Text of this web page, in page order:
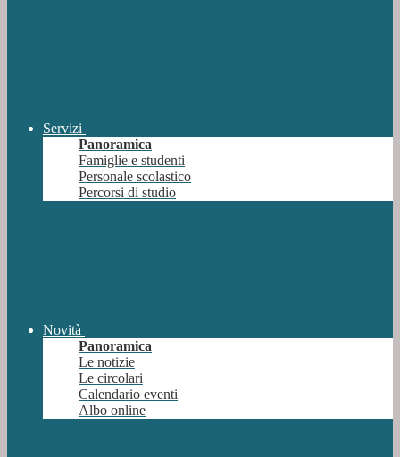
Servizi
Panoramica
Famiglie e studenti
Personale scolastico
Percorsi di studio
Novità
Panoramica
Le notizie
Le circolari
Calendario eventi
Albo online